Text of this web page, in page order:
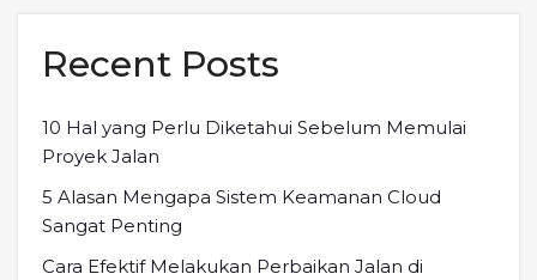
Recent Posts
10 Hal yang Perlu Diketahui Sebelum Memulai
Proyek Jalan
5 Alasan Mengapa Sistem Keamanan Cloud
Sangat Penting
Cara Efektif Melakukan Perbaikan Jalan di